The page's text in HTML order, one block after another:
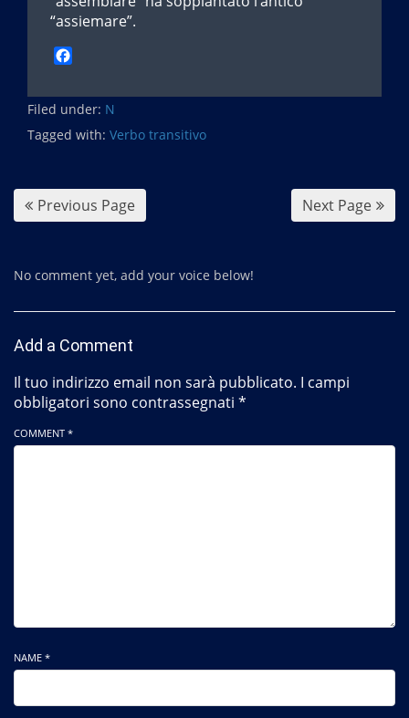
“assiemare”.
c
e
b
Filed under: N
Tagged with: Verbo transitivo
Previous Page Next Page
No comment yet, add your voice below!
Add a Comment
Il tuo indirizzo email non sarà pubblicato. I campi
obbligatori sono contrassegnati *
COMMENT *
NAME *